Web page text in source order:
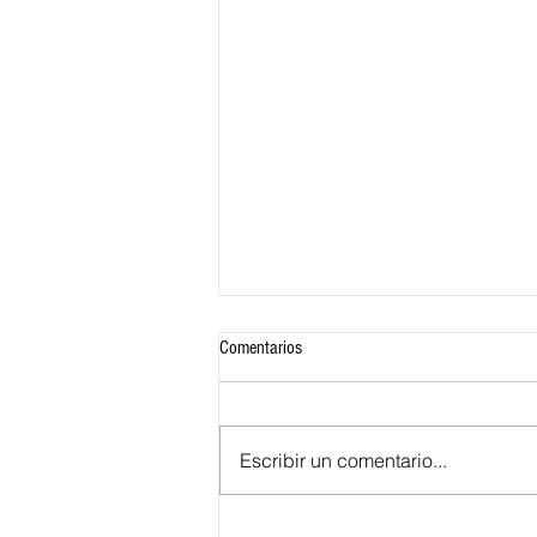
Comentarios
Escribir un comentario...